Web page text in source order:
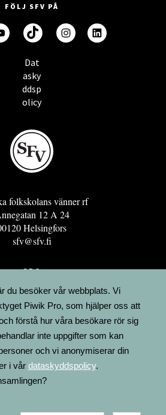
FÖLJ SFV PÅ
Dat
asky
ddsp
olicy
folkskolans vänner rf
12 A 24
Helsingfors
sfv@sfv.fi
GRO
FINLAND
LÄGENHETER
FAKTURERING
du besöker vår webbplats. Vi
Piwik Pro, som hjälper oss att
förstå hur våra besökare rör sig
inte uppgifter som kan
och vi anonymiserar din
i vår dataskyddspolicy.